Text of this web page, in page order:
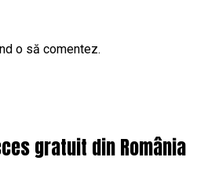
o să comentez.
gratuit din România